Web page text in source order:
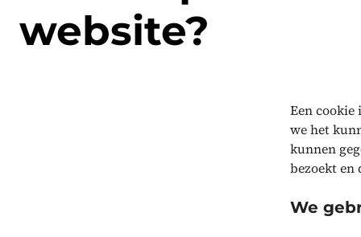
website?
Een
we het
kunnen
bezoekt en
We